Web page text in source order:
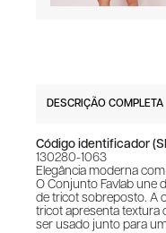
DESCRIÇÃO COMPLETA
Código identificador
130280-1063
Elegância moderna
O Conjunto Favlab une
de tricot sobreposto. A
tricot apresenta textura
ser usado junto para